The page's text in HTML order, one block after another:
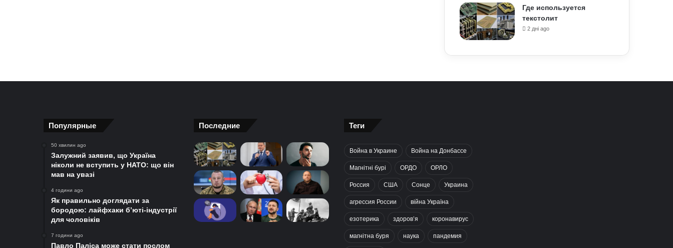
Где используется
текстолит
2 дні ago
Популярные
50 хвилин ago
Залужний заявив, що Україна
ніколи не вступить у НАТО: що він
мав на увазі
4 години ago
Як правильно доглядати за
бородою: лайфхаки б’юті-індустрії
для чоловіків
7 години ago
Павло Паліса може стати послом
Последние Теги
Война в Украине Война на Донбассе
Магнітні бурі ОРДО ОРЛО
Россия США Сонце Украина
агрессия России війна Україна
езотерика здоров’я коронавирус
магнітна буря наука пандемия